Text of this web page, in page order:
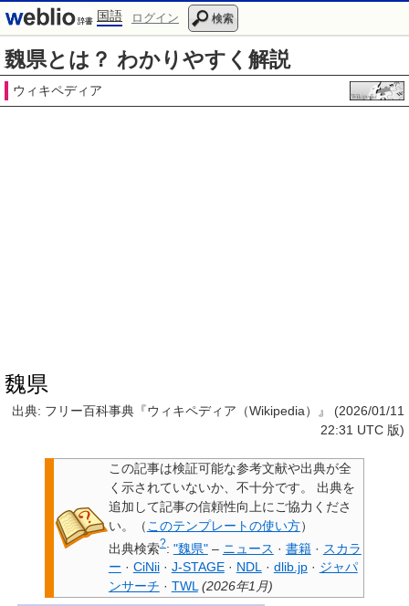
国語 ログイン 検索
魏県とは？ わかりやすく解説
ウィキペディア
魏県
出典: フリー百科事典『ウィキペディア（Wikipedia）』 (2026/01/11
22:31 UTC 版)
この記事は検証可能な参考文献や出典が全
く示されていないか、不十分です。
出典を
追加して記事の信頼性向上にご協力くださ
い。
（ このテンプレートの使い方）
出典検索?: "魏県"– ニュース · 書籍 · スカラ
ー · CiNii · J-STAGE · NDL · dlib.jp · ジャパ
ンサーチ · TWL (2026年1月)